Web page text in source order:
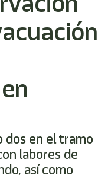
dos en el tramo
labores de
así como